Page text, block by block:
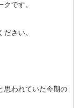
です。
さい。
思われていた今期の